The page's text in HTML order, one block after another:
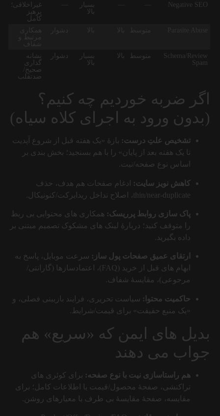
Negative SEO
بسیار
بالا
غیراخلاقی؛
پرهیز
کامل
Parasite Abuse
متوسط بالا بالا دشوار
همکاری
مرتبط و
شفاف
Schema/Review
Spam
متوسط بالا
بسیار
بالا
دشوار
نشانه
گذاری
صحیح/
ضدتقلب
اگر ضربه خوردیم چه کنیم؟
(بدون ورود به اجرای کلاه سیاه)
تشخیص علتِ درست: بازهٔ «یک هفته قبل از شروع آپدیت
تا یک هفته بعد از پایان» را با هم بسنجید؛ بخش بندی بر
اساس نوع صفحه/نیت.
کاهش نویز سایت:
ادغام صفحات هم هدف، حذف
thin/near-duplicate، اصلاح تداخل ریدایرکت/کنونیکال.
پاک سازی روابط پرریسک: همکاری های محتوایی بی ربط
را متوقف کنید؛ دربارهٔ لینک های مشکوک تصمیم مبتنی بر
داده بگیرید.
ارتقای عمیق صفحات پول ساز: سرعت موبایل، پاسخ به
ابهام های قبل از خرید (FAQ)، اعتمادسازها (گارانتی/
مرجوعی)، مقایسهٔ شفاف.
حاکمیت محتوا: سیاست تحریری، فرایند بازبینی فصلی، و
«یک منبع حقیقت» برای قیمت/شرایط.
بدیل های ایمن که «سریع» هم
جواب می دهند
هم راستاسازی نیت با نوع صفحه: برای کوئری های
تراکنشی، صفحهٔ محصول/قیمت با اطلاعات کامل؛ برای
مقایسه، صفحهٔ مقایسهٔ بی طرف با معیارهای روشن.